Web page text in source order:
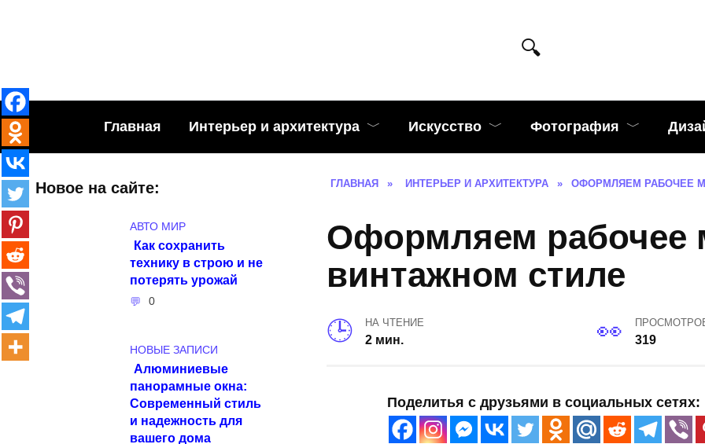
Главная Интерьер и архитектура Искусство Фотография
ГЛАВНАЯ » ИНТЕРЬЕР И АРХИТЕКТУРА » ОФОРМЛЯЕМ РАБОЧЕЕ
Оформляем рабочее
винтажном стиле
НА ЧТЕНИЕ
2 мин. 319
Поделитья с друзьями в социальных сетях:
Новое на сайте:
АВТО МИР
Как сохранить
технику в строю и не
потерять урожай
0
НОВЫЕ ЗАПИСИ
Алюминиевые
панорамные окна:
Современный стиль
и надежность для
вашего дома